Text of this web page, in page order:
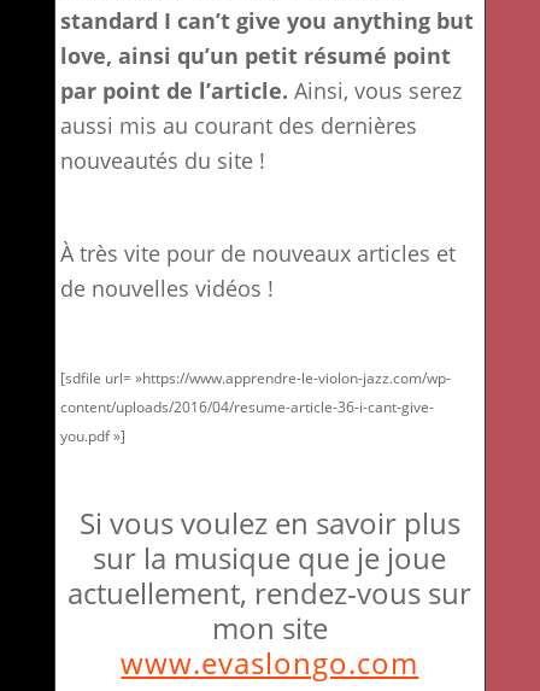
standard I can’t give you anything but
love, ainsi qu’un petit résumé point
par point de l’article. Ainsi, vous serez
aussi mis au courant des dernières
nouveautés du site !
À très vite pour de nouveaux articles et
de nouvelles vidéos !
[sdfile url= »https://www.apprendre-le-violon-jazz.com/wp-
content/uploads/2016/04/resume-article-36-i-cant-give-
you.pdf »]
Si vous voulez en savoir plus
sur la musique que je joue
actuellement, rendez-vous sur
mon site
www.evaslongo.com